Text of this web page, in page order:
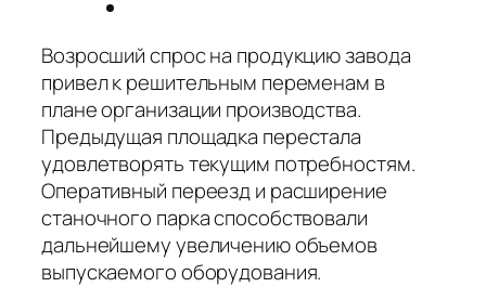
Возросший спрос на продукцию завода
привел к решительным переменам в
плане организации производства.
Предыдущая площадка перестала
удовлетворять текущим потребностям.
Оперативный переезд и расширение
станочного парка способствовали
дальнейшему увеличению объемов
выпускаемого оборудования.